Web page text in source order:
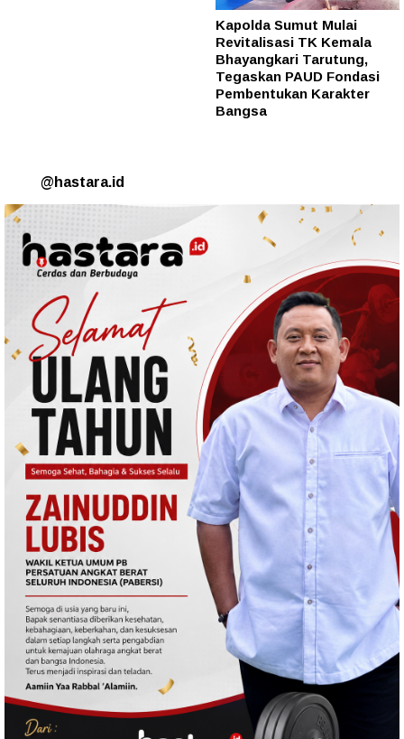
Kapolda Sumut Mulai
Revitalisasi TK Kemala
Bhayangkari Tarutung,
Tegaskan PAUD Fondasi
Pembentukan Karakter
Bangsa
@hastara.id